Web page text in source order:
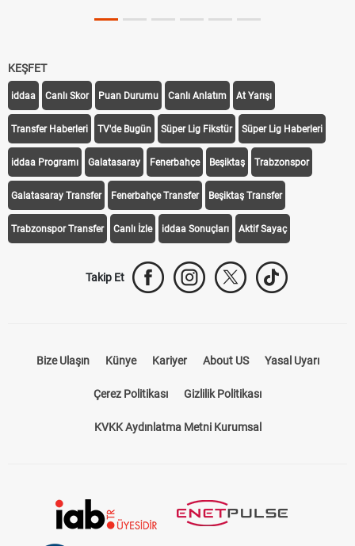
KEŞFET
iddaa Canlı Skor Puan Durumu Canlı Anlatım At Yarışı
Transfer Haberleri TV'de Bugün Süper Lig Fikstür Süper Lig Haberleri
iddaa Programı Galatasaray Fenerbahçe Beşiktaş Trabzonspor
Galatasaray Transfer Fenerbahçe Transfer Beşiktaş Transfer
Trabzonspor Transfer Canlı İzle iddaa Sonuçları Aktif Sayaç
Takip Et
Bize Ulaşın Künye Kariyer About US Yasal Uyarı
Çerez Politikası Gizlilik Politikası
KVKK Aydınlatma Metni Kurumsal